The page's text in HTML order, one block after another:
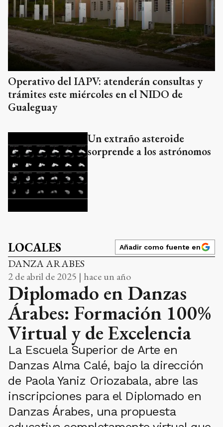
Operativo del IAPV: atenderán consultas y
trámites este miércoles en el NIDO de
Gualeguay
Un extraño asteroide
sorprende a los astrónomos
LOCALES Añadir como fuente en
DANZA ARABES
2 de abril de 2025 | hace un año
Diplomado en Danzas
Árabes: Formación 100%
Virtual y de Excelencia
La Escuela Superior de Arte en
Danzas Alma Calé, bajo la dirección
de Paola Yaniz Oriozabala, abre las
inscripciones para el Diplomado en
Danzas Árabes, una propuesta